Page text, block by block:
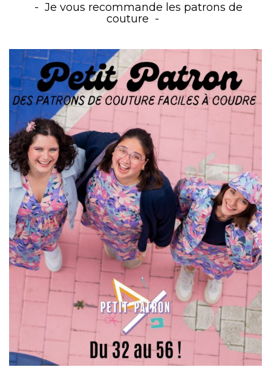
Je vous recommande les patrons de
couture